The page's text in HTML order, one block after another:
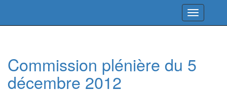
Toggle
navigation
Commission plénière du 5
décembre 2012